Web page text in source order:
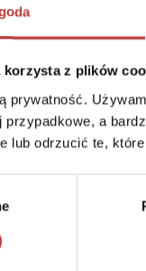
korzysta z plików
prywatność.
przypadkowe, a
lub odrzucić te,
zobowiązany do
• rachunku
Formuła otwartego
budowlanych.
może wypłacić
ramach danego
Szczegółowy